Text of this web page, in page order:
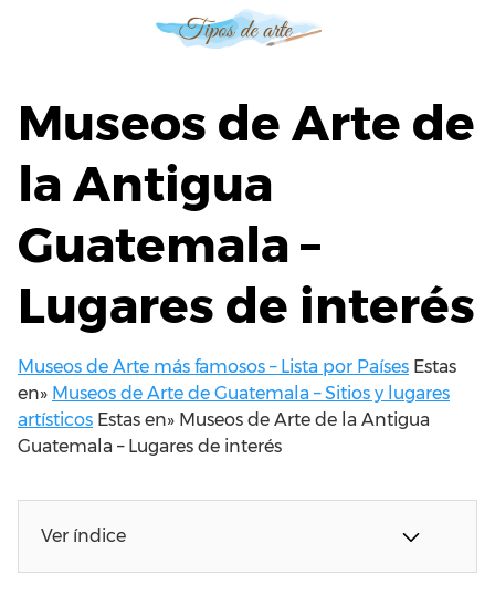
Museos de Arte de
la Antigua
Guatemala –
Lugares de interés
Museos de Arte más famosos – Lista por Países Estas
en» Museos de Arte de Guatemala – Sitios y lugares
artísticos Estas en» Museos de Arte de la Antigua
Guatemala – Lugares de interés
Ver índice